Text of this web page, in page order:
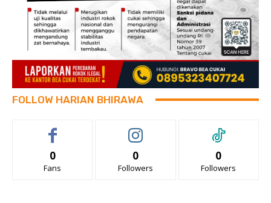
FOLLOW HARIAN BHIRAWA
0
Fans
0
Followers
0
Followers